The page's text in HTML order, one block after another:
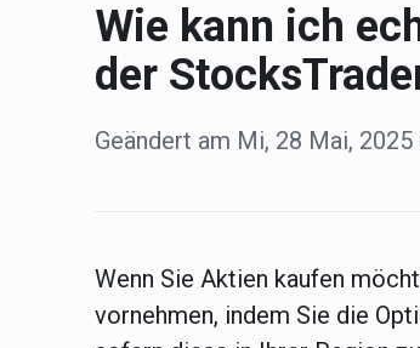
Wie kann ich
der
Geändert am Mi, 28 Mai, 2025
Wenn Sie Aktien kaufen
vornehmen, indem Sie die